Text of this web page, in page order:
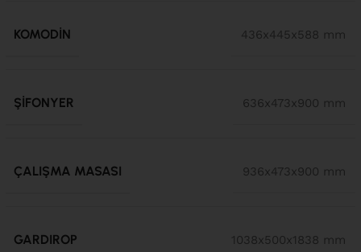
KOMODIN 436x445x588 mm
ŞIFONYER 636x473x900 mm
ÇALIŞMA MASASI 936x473x900 mm
GARDIROP 1038x500x1838 mm